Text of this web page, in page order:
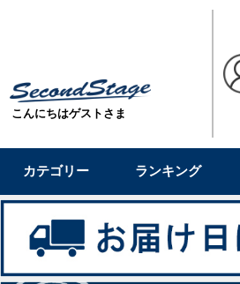
こんにちはゲストさま
カテゴリー ランキング